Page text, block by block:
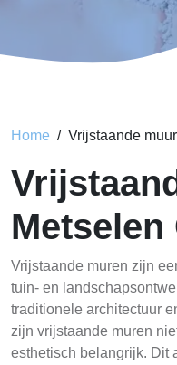
Home Vrijstaande
Metselen
Vrijstaande muren zijn
tuin- en
traditionele architectuur
zijn vrijstaande muren
esthetisch belangrijk. Dit